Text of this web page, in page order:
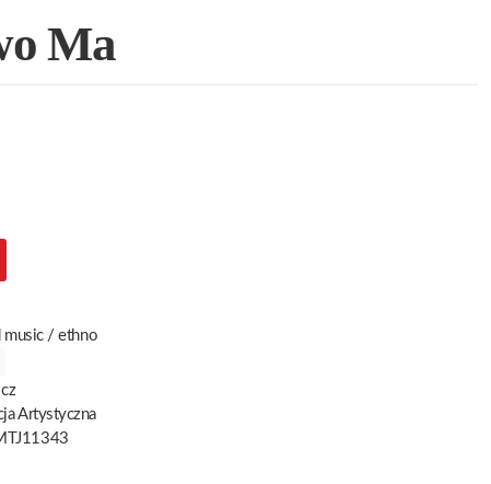
Ma
music / ethno
Artystyczna